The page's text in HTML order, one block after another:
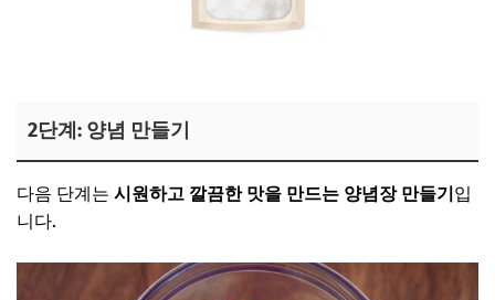
2단계: 양념 만들기
다음 단계는 시원하고 깔끔한 맛을 만드는 양념장 만들기입
니다.